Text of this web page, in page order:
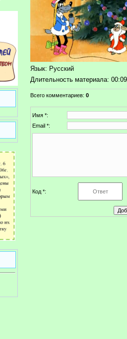
Язык: Русский
Длительность материала:
Всего комментариев: 0
Имя *:
Email *:
Код *: